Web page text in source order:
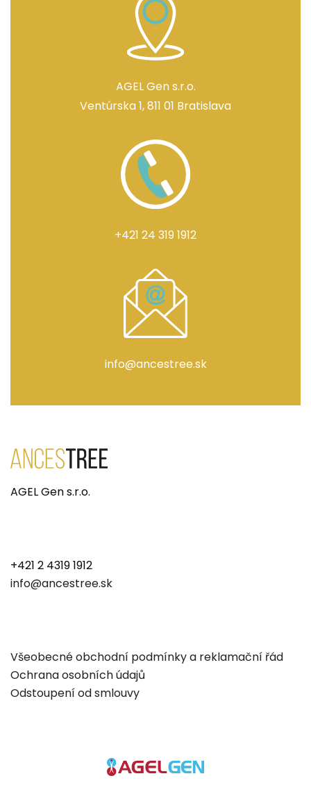
AGEL Gen s.r.o.
Ventúrska 1, 811 01 Bratislava
+421 24 319 1912
info@ancestree.sk
AGEL Gen s.r.o.
+421 2 4319 1912
info@ancestree.sk
Všeobecné obchodní podmínky a reklamační řád
Ochrana osobních údajů
Odstoupení od smlouvy